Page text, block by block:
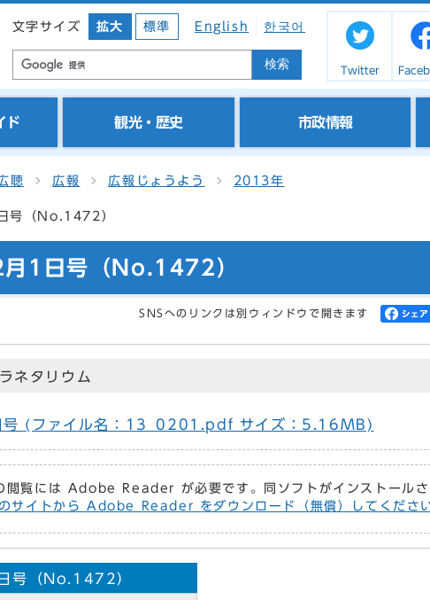
文字サイズ 拡大 標準 English 한국어
検索 Twitter
ド 観光・歴史 市政情報
聴 広報 広報じょうよう 2013年
号（No.1472）
1日号（No.1472）
SNSへのリンクは別ウィンドウで開きます
ネタリウム
(ファイル名：13_0201.pdf サイズ：5.16MB)
閲覧には Adobe Reader が必要です。同ソフトがインストールさ
サイトから Adobe Reader をダウンロード（無償）してください
号（No.1472）